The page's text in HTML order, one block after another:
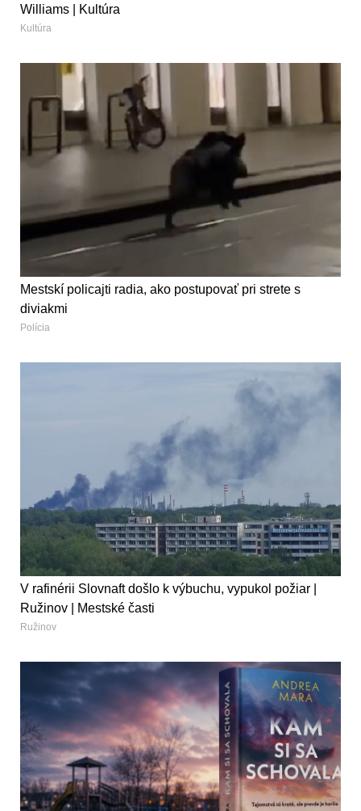
Williams | Kultúra
Kultúra
Mestskí policajti radia, ako postupovať pri strete s
diviakmi
Polícia
V rafinérii Slovnaft došlo k výbuchu, vypukol požiar |
Ružinov | Mestské časti
Ružinov